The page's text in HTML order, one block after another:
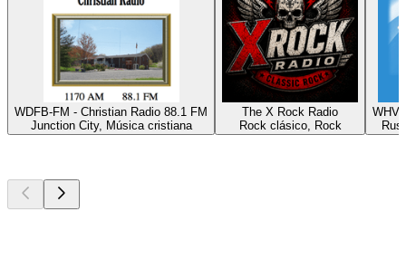
WDFB-FM - Christian Radio 88.1 FM
Junction City, Música cristiana
The X Rock Radio
Rock clásico, Rock